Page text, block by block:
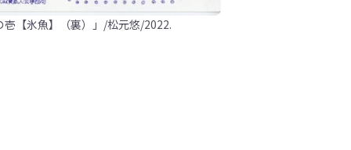
【氷魚】（裏）」/松元悠/2022.